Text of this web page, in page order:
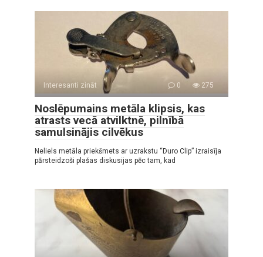
Interesanti zināt 0 275
Noslēpumains metāla klipsis, kas
atrasts vecā atvilktnē, pilnībā
samulsinājis cilvēkus
Neliels metāla priekšmets ar uzrakstu “Duro Clip” izraisīja
pārsteidzoši plašas diskusijas pēc tam, kad